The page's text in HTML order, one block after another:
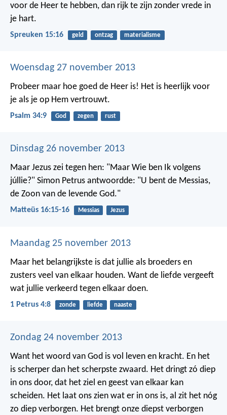
voor de Heer te hebben, dan rijk te zijn zonder vrede in
je hart.
Spreuken 15:16 geld ontzag materialisme
Woensdag 27 november 2013
Probeer maar hoe goed de Heer is! Het is heerlijk voor
je als je op Hem vertrouwt.
Psalm 34:9 God zegen rust
Dinsdag 26 november 2013
Maar Jezus zei tegen hen: "Maar Wie ben Ik volgens
júllie?" Simon Petrus antwoordde: "U bent de Messias,
de Zoon van de levende God."
Matteüs 16:15-16 Messias Jezus
Maandag 25 november 2013
Maar het belangrijkste is dat jullie als broeders en
zusters veel van elkaar houden. Want de liefde vergeeft
wat jullie verkeerd tegen elkaar doen.
1 Petrus 4:8 zonde liefde naaste
Zondag 24 november 2013
Want het woord van God is vol leven en kracht. En het
is scherper dan het scherpste zwaard. Het dringt zó diep
in ons door, dat het ziel en geest van elkaar kan
scheiden. Het laat ons zien wat er in ons is, al zit het nóg
zo diep verborgen. Het brengt onze diepst verborgen